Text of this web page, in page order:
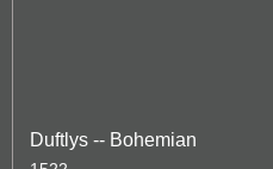
Duftlys -- Bohemian